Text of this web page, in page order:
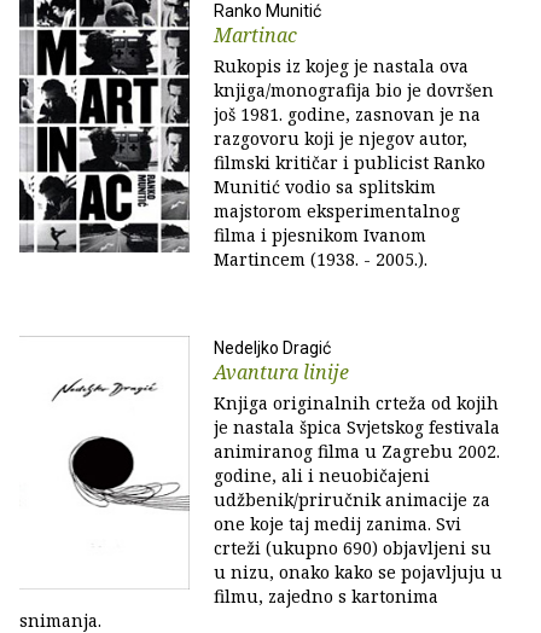
Ranko Munitić
Martinac
Rukopis iz kojeg je nastala ova
knjiga/monografija bio je dovršen
još 1981. godine, zasnovan je na
razgovoru koji je njegov autor,
filmski kritičar i publicist Ranko
Munitić vodio sa splitskim
majstorom eksperimentalnog
filma i pjesnikom Ivanom
Martincem (1938. - 2005.).
Nedeljko Dragić
Avantura linije
Knjiga originalnih crteža od kojih
je nastala špica Svjetskog festivala
animiranog filma u Zagrebu 2002.
godine, ali i neuobičajeni
udžbenik/priručnik animacije za
one koje taj medij zanima. Svi
crteži (ukupno 690) objavljeni su
u nizu, onako kako se pojavljuju u
filmu, zajedno s kartonima
snimanja.